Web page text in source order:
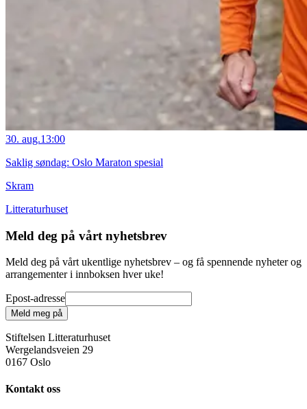
30. aug.13:00
Saklig søndag: Oslo Maraton spesial
Skram
Litteraturhuset
Meld deg på vårt nyhetsbrev
Meld deg på vårt ukentlige nyhetsbrev – og få spennende nyheter og
arrangementer i innboksen hver uke!
Epost-adresse
Meld meg på
Stiftelsen Litteraturhuset
Wergelandsveien 29
0167 Oslo
Kontakt oss